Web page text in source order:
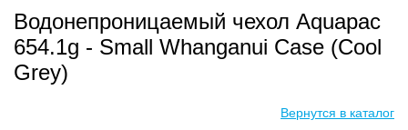
Водонепроницаемый чехол Aquapac
654.1g - Small Whanganui Case (Cool
Grey)
Вернутся в каталог